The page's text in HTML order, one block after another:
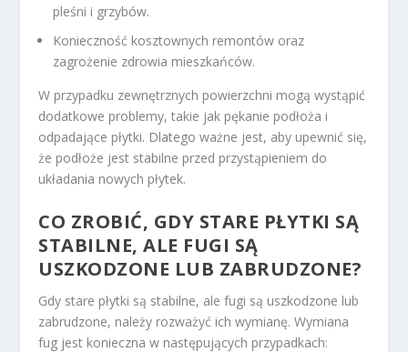
pleśni i grzybów.
Konieczność kosztownych remontów oraz
zagrożenie zdrowia mieszkańców.
W przypadku zewnętrznych powierzchni mogą wystąpić
dodatkowe problemy, takie jak pękanie podłoża i
odpadające płytki. Dlatego ważne jest, aby upewnić się,
że podłoże jest stabilne przed przystąpieniem do
układania nowych płytek.
CO ZROBIĆ, GDY STARE PŁYTKI SĄ
STABILNE, ALE FUGI SĄ
USZKODZONE LUB ZABRUDZONE?
Gdy stare płytki są stabilne, ale fugi są uszkodzone lub
zabrudzone, należy rozważyć ich wymianę. Wymiana
fug jest konieczna w następujących przypadkach: